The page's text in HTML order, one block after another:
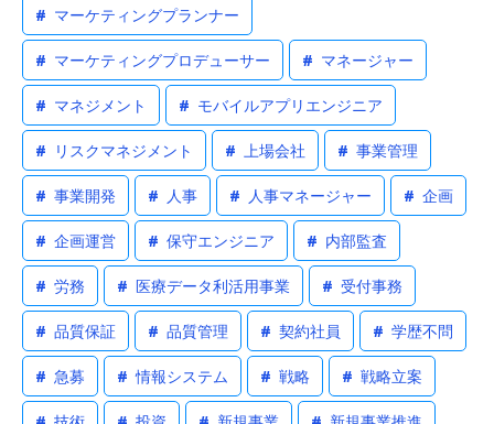
# マーケティングプランナー
# マーケティングプロデューサー # マネージャー
# マネジメント # モバイルアプリエンジニア
# リスクマネジメント # 上場会社 # 事業管理
# 事業開発 # 人事 # 人事マネージャー # 企画
# 企画運営 # 保守エンジニア # 内部監査
# 労務 # 医療データ利活用事業 # 受付事務
# 品質保証 # 品質管理 # 契約社員 # 学歴不問
# 急募 # 情報システム # 戦略 # 戦略立案